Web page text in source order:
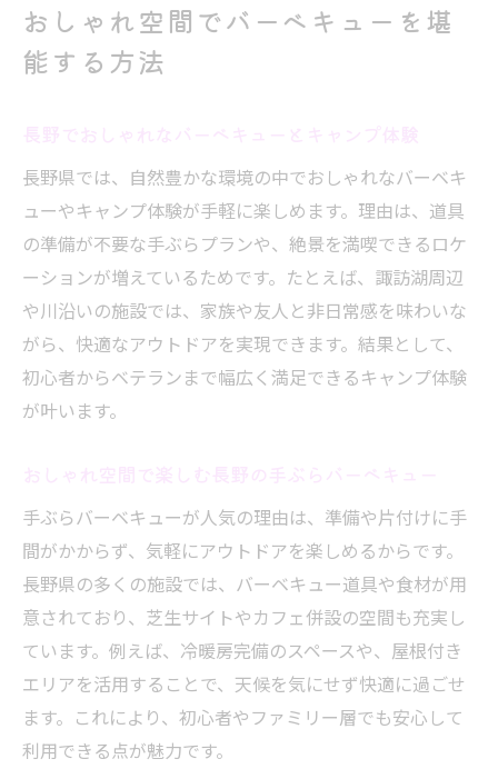
おしゃれ空間でバーベキューを堪
能する方法
長野県では、自然豊かな環境の中でおしゃれなバーベキ
ューやキャンプ体験が手軽に楽しめます。理由は、道具
の準備が不要な手ぶらプランや、絶景を満喫できるロケ
ーションが増えているためです。たとえば、諏訪湖周辺
や川沿いの施設では、家族や友人と非日常感を味わいな
がら、快適なアウトドアを実現できます。結果として、
初心者からベテランまで幅広く満足できるキャンプ体験
が叶います。
手ぶらバーベキューが人気の理由は、準備や片付けに手
間がかからず、気軽にアウトドアを楽しめるからです。
長野県の多くの施設では、バーベキュー道具や食材が用
意されており、芝生サイトやカフェ併設の空間も充実し
ています。例えば、冷暖房完備のスペースや、屋根付き
エリアを活用することで、天候を気にせず快適に過ごせ
ます。これにより、初心者やファミリー層でも安心して
利用できる点が魅力です。